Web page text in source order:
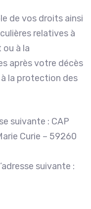
de vos droits ainsi
relatives à
ou à la
après votre décès
la protection des
suivante : CAP
Curie – 59260
suivante :